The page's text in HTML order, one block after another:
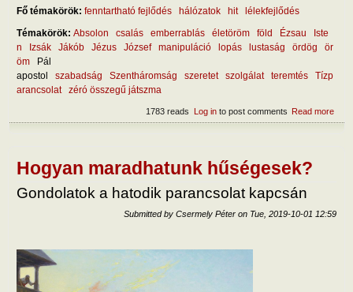
Fő témakörök: fenntartható fejlődés hálózatok hit
lélekfejlődés
Témakörök: Absolon csalás emberrablás életöröm föld Ézsau
Iste
n
Izsák Jákób Jézus József manipuláció lopás lustaság ördög
ör
öm
Pál
apostol
szabadság Szentháromság szeretet szolgálat teremtés
Tízp
arancsolat
zéró összegű játszma
Read more
a
Log into post comments
1783 reads
Hogyan maradhatunk hűségesek?
Gondolatok a hatodik parancsolat kapcsán
Submitted by Csermely Péter on Tue, 2019-10-01 12:59